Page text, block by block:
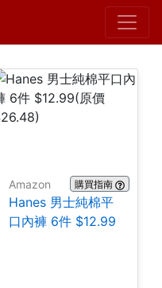
Home
Amazon 購買指南
Hanes 男士純棉平
口內褲 6件 $12.99